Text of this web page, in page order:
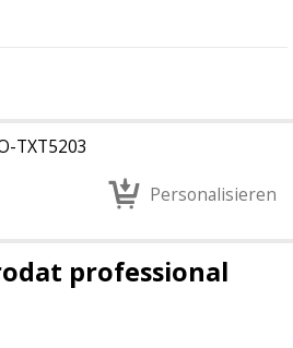
TXT5203
Personalisieren
professional